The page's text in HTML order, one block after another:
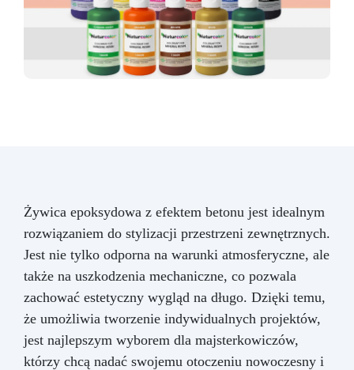
Żywica epoksydowa z efektem betonu jest idealnym
rozwiązaniem do stylizacji przestrzeni zewnętrznych.
Jest nie tylko odporna na warunki atmosferyczne, ale
także na uszkodzenia mechaniczne, co pozwala
zachować estetyczny wygląd na długo. Dzięki temu,
że umożliwia tworzenie indywidualnych projektów,
jest najlepszym wyborem dla majsterkowiczów,
którzy chcą nadać swojemu otoczeniu nowoczesny i